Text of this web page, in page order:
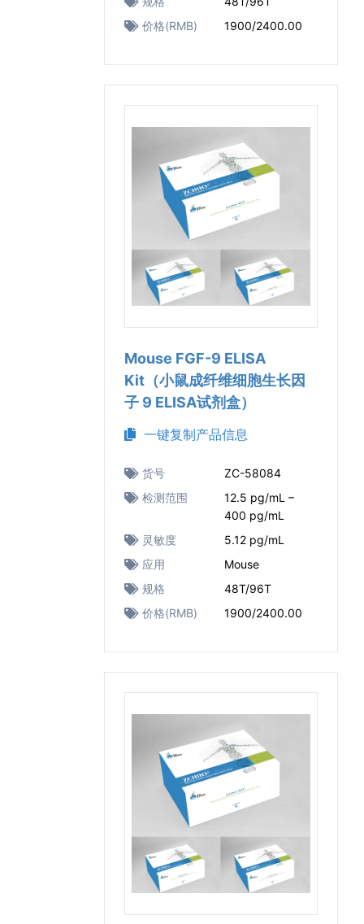
价格(RMB)
1900/2400.00
Mouse FGF-9 ELISA
Kit（小鼠成纤维细胞生长因
子 9 ELISA试剂盒）
一键复制产品信息
货号
ZC-58084
检测范围
12.5 pg/mL –
400 pg/mL
灵敏度
5.12 pg/mL
应用
Mouse
规格
48T/96T
价格(RMB)
1900/2400.00